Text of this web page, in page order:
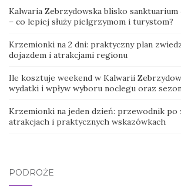
Kalwaria Zebrzydowska blisko
– co lepiej służy pielgrzymom i turystom?
Krzemionki na 2 dni: praktyczny plan
dojazdem i atrakcjami regionu
Ile kosztuje weekend w Kalwarii
wydatki i wpływ wyboru noclegu oraz
Krzemionki na jeden dzień: przewodnik po
atrakcjach i praktycznych wskazówkach
PODRÓŻE